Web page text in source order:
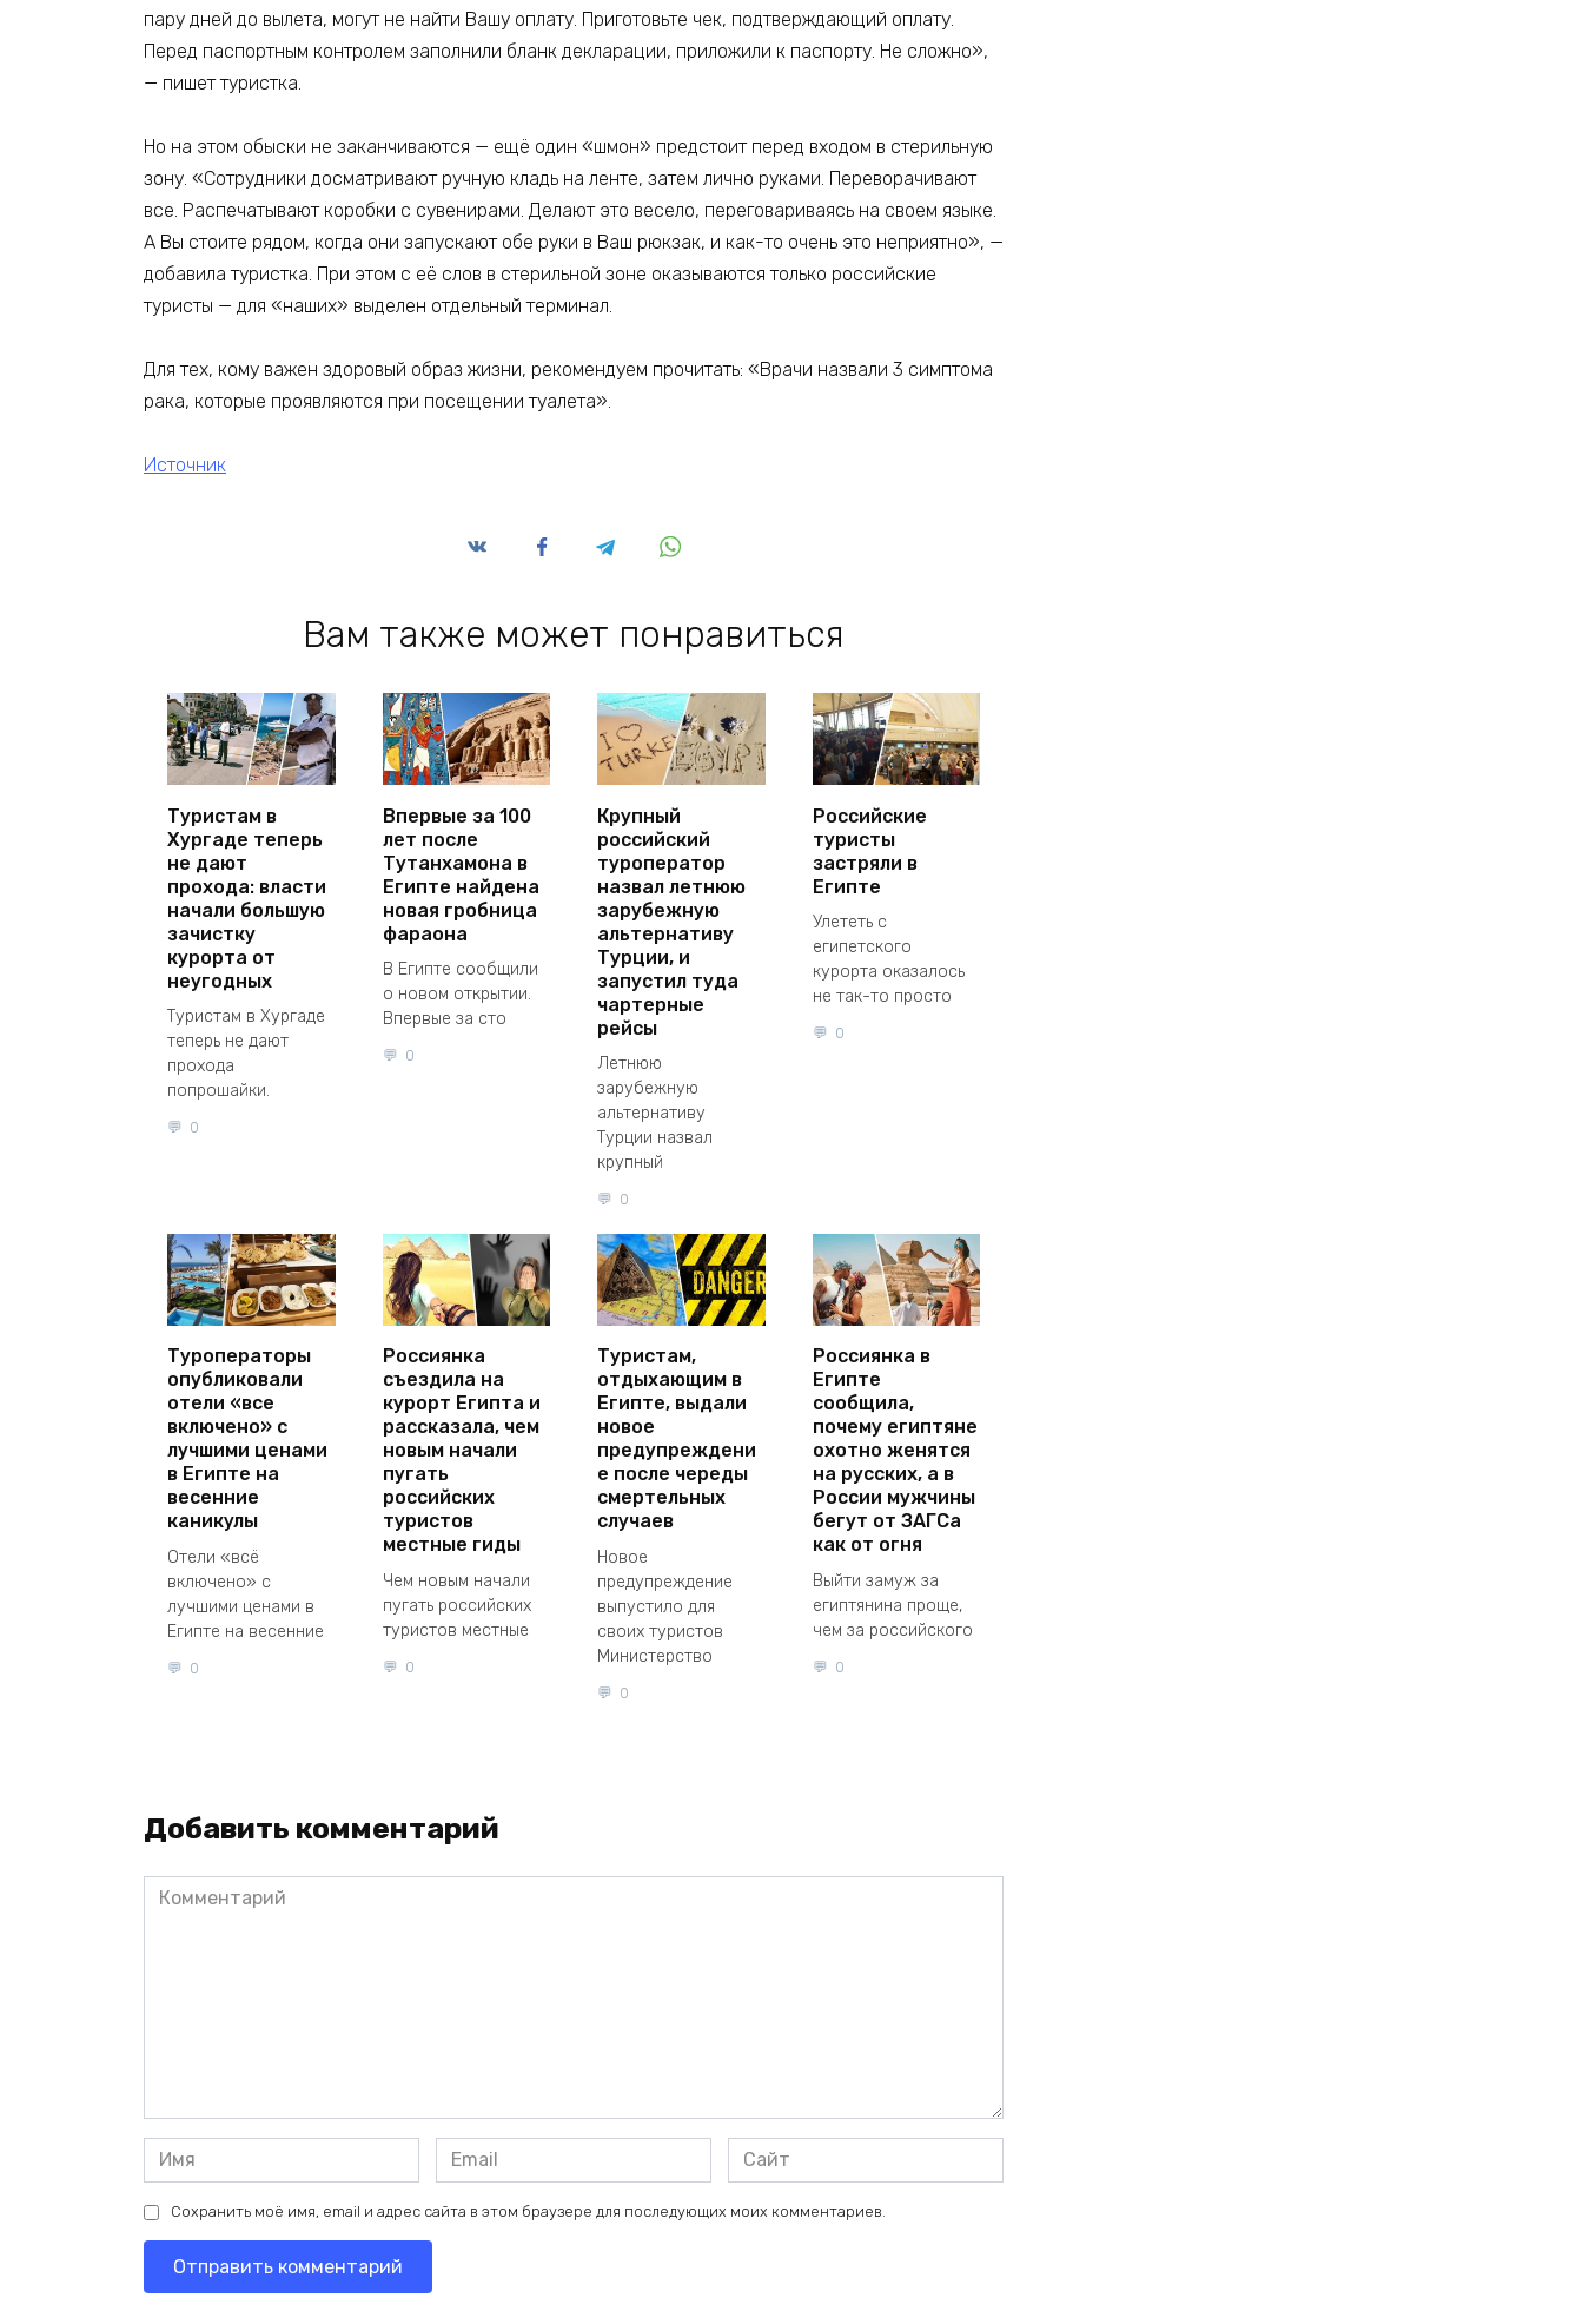
пару дней до вылета, могут не найти Вашу оплату. Приготовьте чек, подтверждающий оплату.
Перед паспортным контролем заполнили бланк декларации, приложили к паспорту. Не сложно»,
— пишет туристка.
Но на этом обыски не заканчиваются — ещё один «шмон» предстоит перед входом в стерильную
зону. «Сотрудники досматривают ручную кладь на ленте, затем лично руками. Переворачивают
все. Распечатывают коробки с сувенирами. Делают это весело, переговариваясь на своем языке.
А Вы стоите рядом, когда они запускают обе руки в Ваш рюкзак, и как-то очень это неприятно», —
добавила туристка. При этом с её слов в стерильной зоне оказываются только российские
туристы — для «наших» выделен отдельный терминал.
Для тех, кому важен здоровый образ жизни, рекомендуем прочитать: «Врачи назвали 3 симптома
рака, которые проявляются при посещении туалета».
Источник
Вам также может понравиться
Туристам в
Хургаде теперь
не дают
прохода: власти
начали большую
зачистку
курорта от
неугодных
Туристам в Хургаде
теперь не дают
прохода
попрошайки.
0
Впервые за 100
лет после
Тутанхамона в
Египте найдена
новая гробница
фараона
В Египте сообщили
о новом открытии.
Впервые за сто
0
Крупный
российский
туроператор
назвал летнюю
зарубежную
альтернативу
Турции, и
запустил туда
чартерные
рейсы
Летнюю
зарубежную
альтернативу
Турции назвал
крупный
0
Российские
туристы
застряли в
Египте
Улететь с
египетского
курорта оказалось
не так-то просто
0
Туроператоры
опубликовали
отели «все
включено» с
лучшими ценами
в Египте на
весенние
каникулы
Отели «всё
включено» с
лучшими ценами в
Египте на весенние
0
Россиянка
съездила на
курорт Египта и
рассказала, чем
новым начали
пугать
российских
туристов
местные гиды
Чем новым начали
пугать российских
туристов местные
0
Туристам,
отдыхающим в
Египте, выдали
новое
предупреждени
е после череды
смертельных
случаев
Новое
предупреждение
выпустило для
своих туристов
Министерство
0
Россиянка в
Египте
сообщила,
почему египтяне
охотно женятся
на русских, а в
России мужчины
бегут от ЗАГСа
как от огня
Выйти замуж за
египтянина проще,
чем за российского
0
Добавить комментарий
Комментарий
Имя
*
Email
*
Сайт
Сохранить моё имя, email и адрес сайта в этом браузере для последующих моих комментариев.